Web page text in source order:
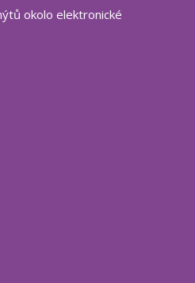
okolo elektronické